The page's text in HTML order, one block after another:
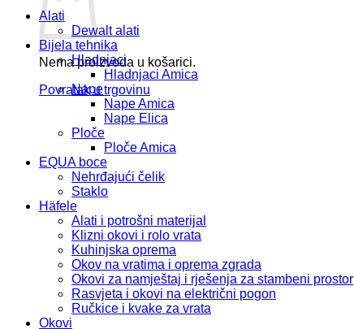
Nema proizvoda u košarici.
Povratak u trgovinu
Alati
Dewalt alati
Bijela tehnika
Hladnjaci
Hladnjaci Amica
Nape
Nape Amica
Nape Elica
Ploče
Ploče Amica
EQUA boce
Nehrđajući čelik
Staklo
Häfele
Alati i potrošni materijal
Klizni okovi i rolo vrata
Kuhinjska oprema
Okov na vratima i oprema zgrada
Okovi za namještaj i rješenja za stambeni prostor
Rasvjeta i okovi na električni pogon
Ručkice i kvake za vrata
Okovi